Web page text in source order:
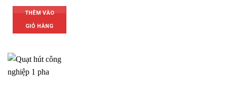
THÊM VÀO
GIỎ HÀNG